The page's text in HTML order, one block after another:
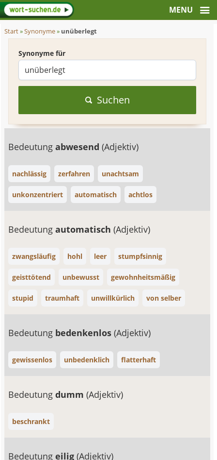
Start»Synonyme» unüberlegt
Synonyme für
Suchen
Bedeutungabwesend(Adjektiv)
nachlässig zerfahren unachtsam
unkonzentriert automatisch achtlos
Bedeutungautomatisch(Adjektiv)
zwangsläufig hohl leer stumpfsinnig
geisttötend unbewusst gewohnheitsmäßig
stupid traumhaft unwillkürlich von selber
Bedeutung bedenkenlos(Adjektiv)
gewissenlos unbedenklich flatterhaft
Bedeutungdumm(Adjektiv)
beschrankt
Bedeutungeilig(Adjektiv)